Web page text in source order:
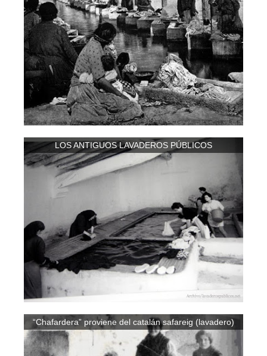
LOS ANTIGUOS LAVADEROS PÚBLICOS
“Chafardera” proviene del catalán safareig (lavadero)